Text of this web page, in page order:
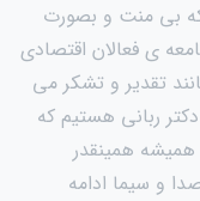
که بی منت و بصورت
ی فعالان اقتصادی
تقدیر و تشکر می
ربانی هستیم که
همیشه همینقدر
و سیما ادامه